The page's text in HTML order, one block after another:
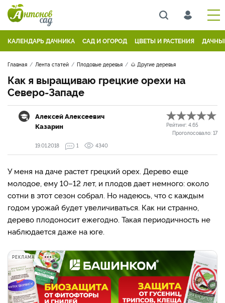
КАЛЕНДАРЬ ДАЧНИКА САД И ОГОРОД ЦВЕТЫ И РАСТЕНИЯ
Главная Лента статей Плодовые деревья 🌰 Другие деревья
Как я выращиваю грецкие орехи на
Северо-Западе
Алексей Алексеевич
Казарин
Рейтинг: 4.65
Проголосовало: 17
19.01.2018
1 4340
У меня на даче растет грецкий орех. Дерево еще
молодое, ему 10–12 лет, и плодов дает немного: около
сотни в этот сезон собрал. Но надеюсь, что с каждым
годом урожай будет увеличиваться. Как ни странно,
дерево плодоносит ежегодно. Такая периодичность не
наблюдается даже на юге.
РЕКЛАМА